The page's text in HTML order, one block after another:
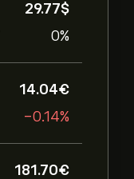
29.77‎$‎
0%
14.04‎€‎
-0.14%
181.70‎€‎